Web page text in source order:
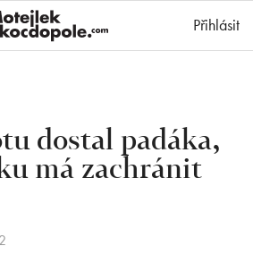
Přihlásit
dostal padáka,
má zachránit